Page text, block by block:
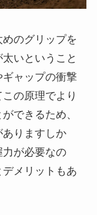
のグリップを
いということ
ャップの衝撃
の原理でより
できるため、
りますしか
力が必要なの
メリットもあ